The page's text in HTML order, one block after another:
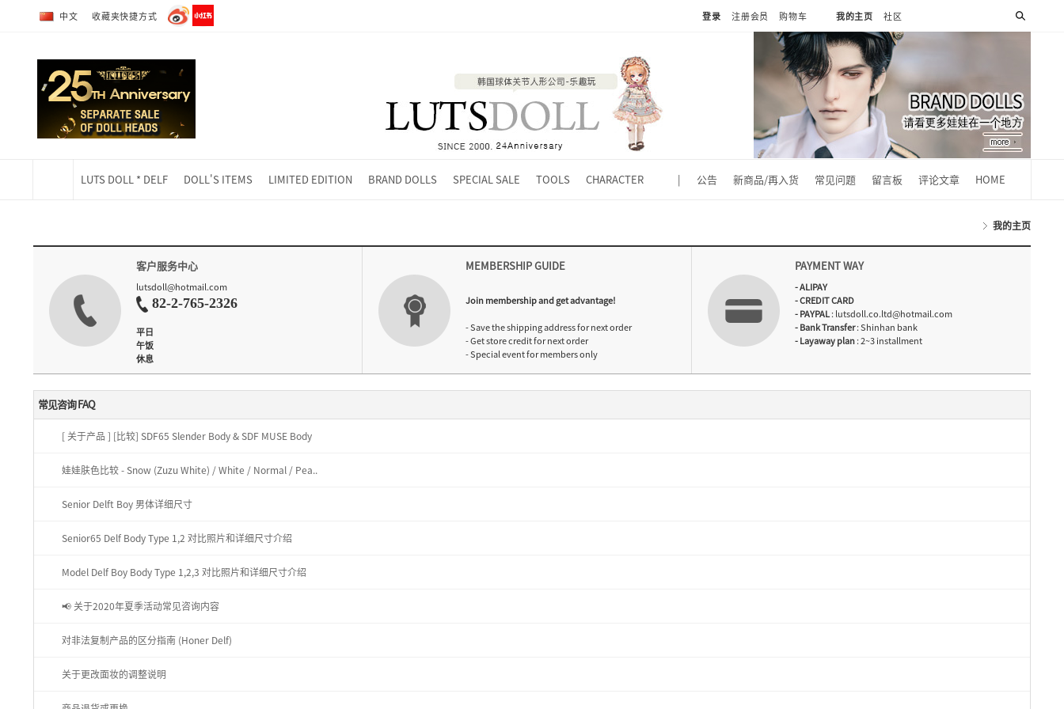
中文 收藏夹快捷方式 登录 注册会员 购物车 我的主页 社区
LUTS DOLL * DELF DOLL'S ITEMS LIMITED EDITION BRAND DOLLS SPECIAL SALE TOOLS CHARACTER | 公告 新商品/再入货 常见问题 留言板 评论文章 HOME
我的主页
客户服务中心
lutsdoll@hotmail.com
82-2-765-2326
平日
午饭
休息
MEMBERSHIP GUIDE
Join membership and get advantage!
- Save the shipping address for next order
- Get store credit for next order
- Special event for members only
PAYMENT WAY
- ALIPAY
- CREDIT CARD
- PAYPAL: lutsdoll.co.ltd@hotmail.com
- Bank Transfer: Shinhan bank
- Layaway plan: 2~3 installment
常见咨询 FAQ
[ 关于产品 ] [比较] SDF65 Slender Body & SDF MUSE Body
娃娃肤色比较 - Snow (Zuzu White) / White / Normal / Pea..
Senior Delft Boy 男体详细尺寸
Senior65 Delf Body Type 1,2 对比照片和详细尺寸介绍
Model Delf Boy Body Type 1,2,3 对比照片和详细尺寸介绍
📢 关于2020年夏季活动常见咨询内容
对非法复制产品的区分指南 (Honer Delf)
关于更改面妆的调整说明